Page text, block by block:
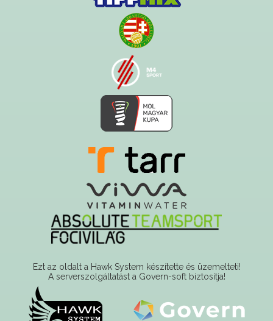
Ezt az oldalt a Hawk System készítette és üzemelteti!